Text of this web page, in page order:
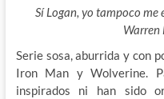
Sí Logan, yo tampoco
Warren
Serie sosa, aburrida y con
Iron Man y Wolverine.
inspirados ni han sido